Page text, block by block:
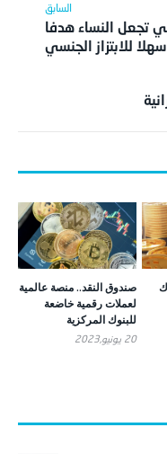
تجعل النساء هدفا
سهلا للابتزاز الجنسي
صندوق النقد.. منصة عالمية
لعملات رقمية خاضعة
للبنوك المركزية
20 يونيو,2023